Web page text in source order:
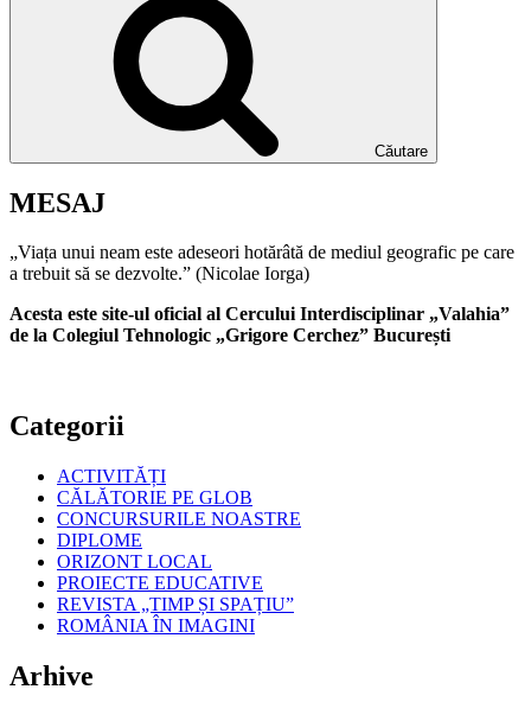
Căutare
MESAJ
„Viața unui neam este adeseori hotărâtă de mediul geografic pe care
a trebuit să se dezvolte.” (Nicolae Iorga)
Acesta este site-ul oficial al Cercului Interdisciplinar „Valahia”
de la Colegiul Tehnologic „Grigore Cerchez” București
Categorii
ACTIVITĂȚI
CĂLĂTORIE PE GLOB
CONCURSURILE NOASTRE
DIPLOME
ORIZONT LOCAL
PROIECTE EDUCATIVE
REVISTA „TIMP ȘI SPAȚIU”
ROMÂNIA ÎN IMAGINI
Arhive